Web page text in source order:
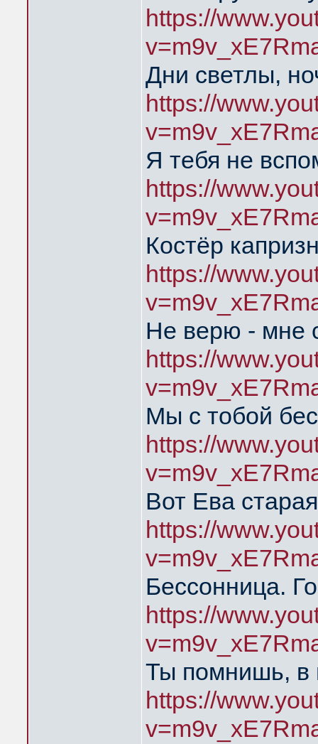
https://
Дни светлы,
https://
Я тебя не
https://
Костёр
https://
Не верю - мне
https://
Мы с тобой
https://
Вот Ева
https://
Бессонница.
https://
Ты помнишь, в
https://